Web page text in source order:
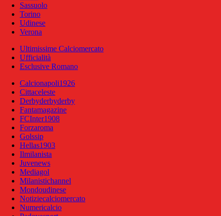
Sassuolo
Torino
Udinese
Verona
Ultimissime Calciomercato
Ufficialità
Esclusive Romano
Calcionapoli1926
Cittaceleste
Derbyderbyderby
Fantamagazine
FCInter1908
Forzaroma
Golssip
Hellas1903
Ilmilanista
Juvenews
Mediagol
Milanistichannel
Mondoudinese
Notiziecalciomercato
Numericalcio